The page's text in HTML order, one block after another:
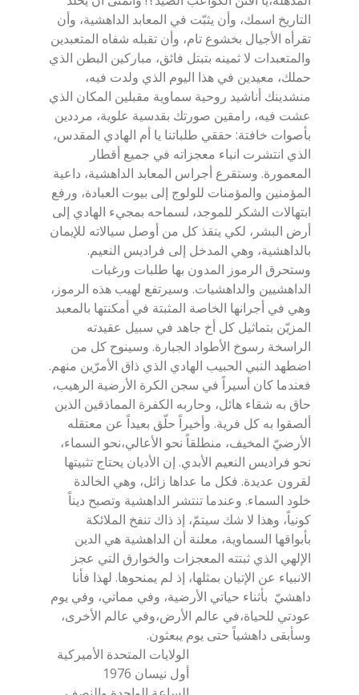
التاريخ اسمك، وأن يثبّت في المعابد الداهشية، وأن
تقرأه الأجيال بخشوع تام، وأن تقبله شفاه المتعبدين
والمتعبدات لا ثمينه بتبتل فائق، مباركين البطن الذي
حملك، معيدين في هذا اليوم الذي ولدت فيه،
منشدينك أناشيد روحية سماوية مقبلين المكان الذي
عشت فيه، رامقين صورتك بقدسية علوية، مرددين
بأصوات خافتة: حققي طلباتنا يا أم الهادي المقدس،
الذي انتشرت انباء معجزاته في جميع أقطار
المعمورة. وستقرع أجراس المعابد الداهشية، داعية
المؤمنين والمؤمنات للولوج إلى بيوت العبادة، ورفع
ابتهالات الشكر للموجد، لسماحه بمجيء الهادي إلى
أرض البشر، لكي ينقذ كل من أوصل سيالاته للإيمان
بالداهشية، وهي المدخل إلى فراديس النعيم.
وستحرق الرموز المدون بها طلبات ورغبات
الداهشيين والداهشيات. وسيرتفع لهيب هذه الرموز،
وهي في أجرانها الخاصة المثبتة في أمكنتها بالمعبد
المزيّن بتماثيل كل أخ جاهد في سبيل عقيدته
الراسخة رسوخ الأطواد الجبارة. وسينوح كل من
اضطهد النبي الحبيب الهادي الذي ذاق الأمرّين منهم.
فعندما كان أسيراً في سجن الكرة الأرضية الرهيب،
حاق به شقاء هائل، وحاربه الكفرة المماذقين الذين
ألصقوا به كل فرية. وأخيراً حلّق بعيداً عن معتقله
الأرضيّ المخيف، منطلقاً نحو الأعالي،نحو السماء،
نحو فراديس النعيم الأبدي. إن الأديان يحتاج تثبيتها
لقرون عديدة. فكل ما عداها زائل، وهي الخالدة
خلود السماء. وعندما تنتشر الداهشية وتصبح ديناً
كونياً، وهذا لا شك سيتمّ، إذ ذاك تنفخ الملائكة
بأبواقها السماوية، معلنة أن الداهشية هي الدين
الإلهي الذي ثبتته المعجزات والخوارق التي عجز
الانبياء عن الإتيان بمثلها، إذ لم يمنحوها. لهذا فأنا
داهشيّ بأثناء حياتي الأرضية، وفي مماتي، وفي يوم
عودتي للحياة،في عالم الأرض،وفي عالم الأخرى،
وسأبقى داهشياً حتى يوم يبعثون.
الولايات المتحدة الأميركية
أول نيسان 1976